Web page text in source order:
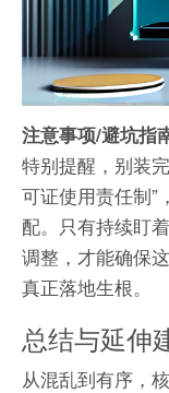
注意事项/避坑指
特别提醒，别装
可证使用责任制”
配。只有持续盯
调整，才能确保
真正落地生根。
总结与延伸
从混乱到有序，